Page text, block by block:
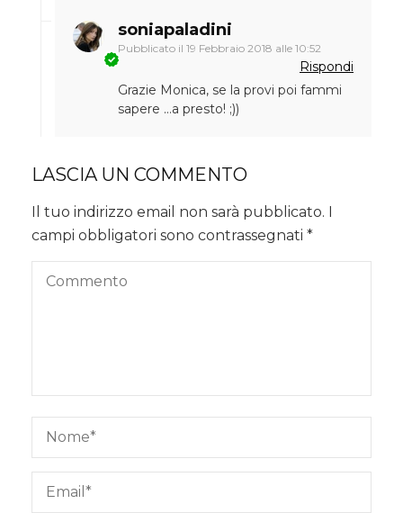
soniapaladini
Pubblicato il 19 Febbraio 2018 alle 10:52
Rispondi
Grazie Monica, se la provi poi fammi
sapere …a presto! ;))
LASCIA UN COMMENTO
Il tuo indirizzo email non sarà pubblicato.
campi obbligatori sono contrassegnati *